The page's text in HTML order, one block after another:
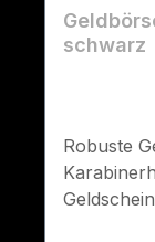
schwarz
Robuste